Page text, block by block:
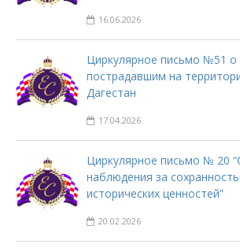
16.06.2026
Циркулярное письмо №51
пострадавшим на
Дагестан
17.04.2026
Циркулярное письмо № 20
наблюдения за
исторических ценностей”
20.02.2026